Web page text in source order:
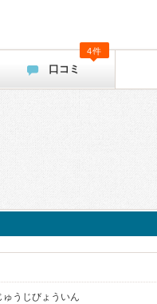
口コミ
4件
うじびょういん